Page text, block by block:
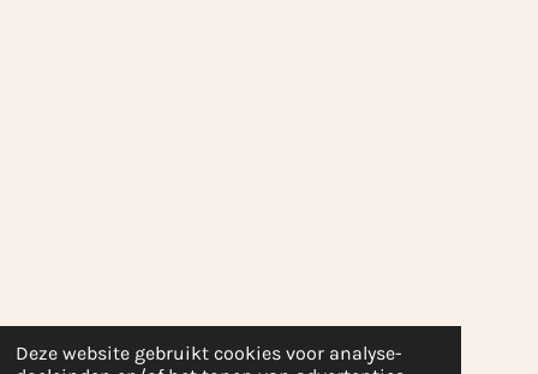
Deze website gebruikt cookies voor analyse-